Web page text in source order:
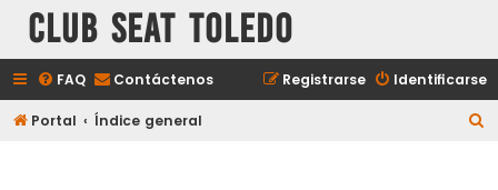
Club Seat Toledo
FAQ Contáctenos Identificarse
Registrarse
Portal Índice general